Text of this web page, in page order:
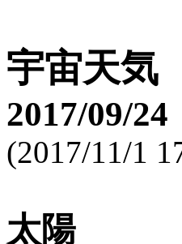
宇宙天気
2017/09/24
(2017/11/1
太陽